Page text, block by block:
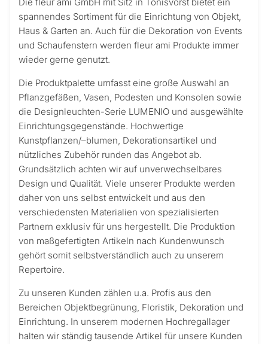
spannendes Sortiment für die Einrichtung von Objekt,
Haus & Garten an. Auch für die Dekoration von Events
und Schaufenstern werden fleur ami Produkte immer
wieder gerne genutzt.
Die Produktpalette umfasst eine große Auswahl an
Pflanzgefäßen, Vasen, Podesten und Konsolen sowie
die Designleuchten-Serie LUMENIO und ausgewählte
Einrichtungsgegenstände. Hochwertige
Kunstpflanzen/–blumen, Dekorationsartikel und
nützliches Zubehör runden das Angebot ab.
Grundsätzlich achten wir auf unverwechselbares
Design und Qualität. Viele unserer Produkte werden
daher von uns selbst entwickelt und aus den
verschiedensten Materialien von spezialisierten
Partnern exklusiv für uns hergestellt. Die Produktion
von maßgefertigten Artikeln nach Kundenwunsch
gehört somit selbstverständlich auch zu unserem
Repertoire.
Zu unseren Kunden zählen u.a. Profis aus den
Bereichen Objektbegrünung, Floristik, Dekoration und
Einrichtung. In unserem modernen Hochregallager
halten wir ständig tausende Artikel für unsere Kunden